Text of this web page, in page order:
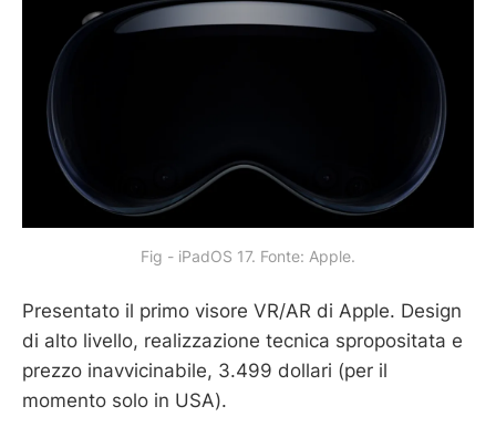
Fig - iPadOS 17. Fonte: Apple.
Presentato il primo visore VR/AR di Apple. Design
di alto livello, realizzazione tecnica spropositata e
prezzo inavvicinabile, 3.499 dollari (per il
momento solo in USA).